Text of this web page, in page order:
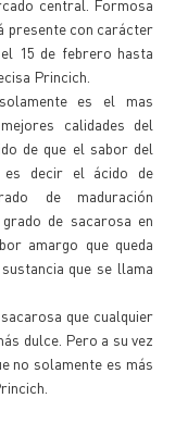
central. Formosa
presente con carácter
15 de febrero hasta
Princich.
es el mas
calidades del
de que el sabor del
es decir el ácido de
de maduración
de sacarosa en
amargo que queda
que se llama
que cualquier
dulce. Pero a su vez
no solamente es más